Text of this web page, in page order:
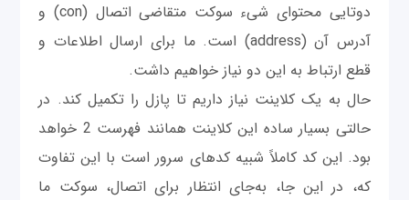
دوتایی محتوای شیء سوکت متقاضی اتصال (con) و
آدرس آن (address) است. ما برای ارسال اطلاعات و
قطع ارتباط به این دو نیاز خواهیم داشت.
حال به یک کلاینت نیاز داریم تا پازل را تکمیل کند. در
حالتی بسیار ساده این کلاینت همانند فهرست 2 خواهد
بود. این کد کاملاً شبیه کدهای سرور است با این تفاوت
که، در این جا، ‌به‌جای انتظار برای اتصال، سوکت ما